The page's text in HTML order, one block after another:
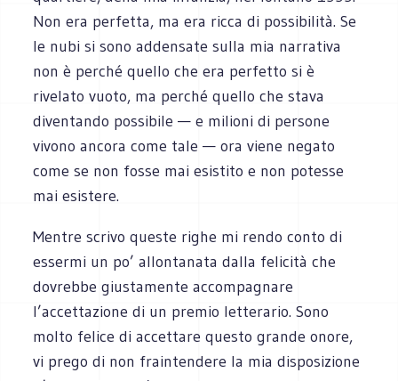
Non era perfetta, ma era ricca di possibilità. Se
le nubi si sono addensate sulla mia narrativa
non è perché quello che era perfetto si è
rivelato vuoto, ma perché quello che stava
diventando possibile — e milioni di persone
vivono ancora come tale — ora viene negato
come se non fosse mai esistito e non potesse
mai esistere.
Mentre scrivo queste righe mi rendo conto di
essermi un po’ allontanata dalla felicità che
dovrebbe giustamente accompagnare
l’accettazione di un premio letterario. Sono
molto felice di accettare questo grande onore,
vi prego di non fraintendere la mia disposizione